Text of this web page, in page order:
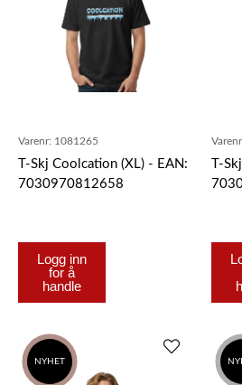
Varenr: 1081265
T-Skj Coolcation (XL) - EAN:
7030970812658
Logg inn
for å
handle
T-
SALG
NYHET